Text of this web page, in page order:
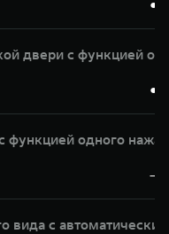
●
двери с функцией
●
функцией одного
—
вида с